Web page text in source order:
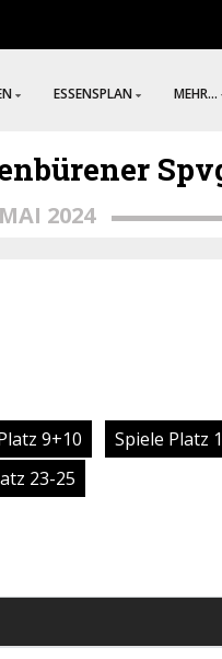
ESSENSPLAN MEHR...
2024
9+10 Spiele Platz
23-25